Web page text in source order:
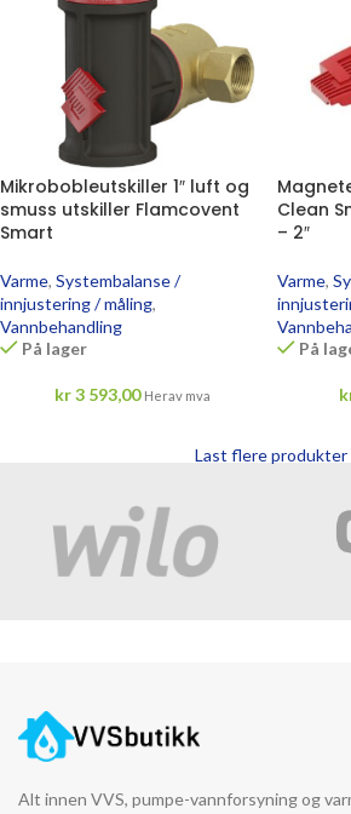
Mikrobobleutskiller 1″ luft og
smuss utskiller Flamcovent
Smart
Varme, Systembalanse /
innjustering / måling,
Vannbehandling
På lager
kr3 593,00 Herav mva
Clean
– 2″
Varme,
På
Last flere produkter
Alt innen VVS, pumpe-vannforsyning og